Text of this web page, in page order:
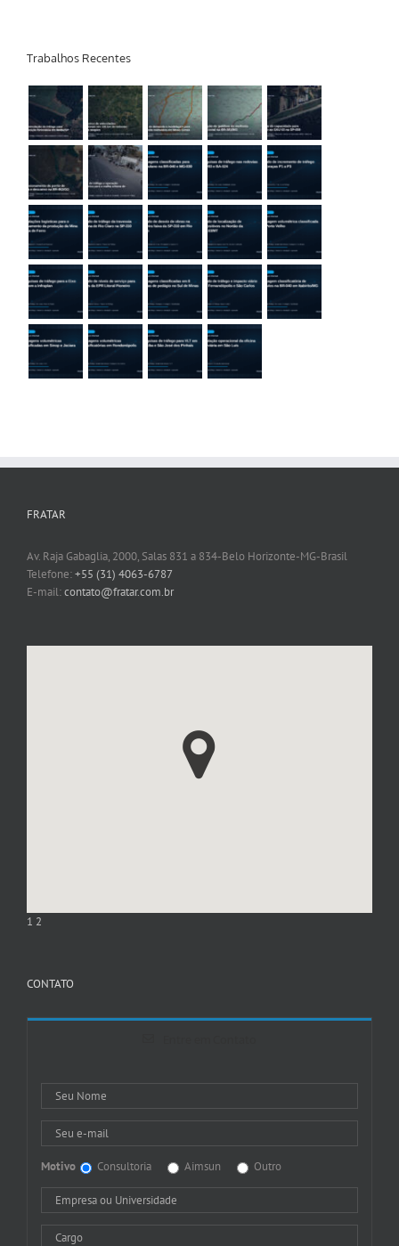
Trabalhos Recentes
FRATAR
Av. Raja Gabaglia, 2000, Salas 831 a 834-Belo Horizonte-MG-Brasil
Telefone:+55 (31) 4063-6787
E-mail:contato@fratar.com.br
1 2
CONTATO
Motivo Consultoria Aimsun Outro